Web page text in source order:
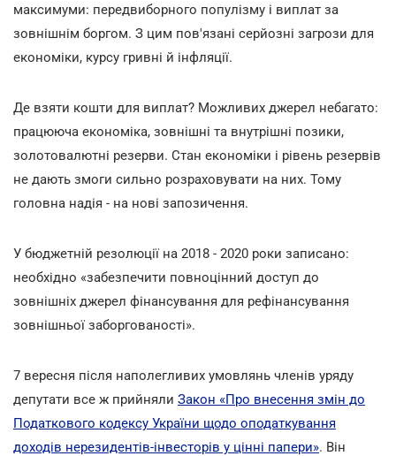
максимуми: передвиборного популізму і виплат за
зовнішнім боргом. З цим пов'язані серйозні загрози для
економіки, курсу гривні й інфляції.
Де взяти кошти для виплат? Можливих джерел небагато:
працююча економіка, зовнішні та внутрішні позики,
золотовалютні резерви. Стан економіки і рівень резервів
не дають змоги сильно розраховувати на них. Тому
головна надія - на нові запозичення.
У бюджетній резолюції на 2018 - 2020 роки записано:
необхідно «забезпечити повноцінний доступ до
зовнішніх джерел фінансування для рефінансування
зовнішньої заборгованості».
7 вересня після наполегливих умовлянь членів уряду
депутати все ж прийняли Закон «Про внесення змін до
Податкового кодексу України щодо оподаткування
доходів нерезидентів-інвесторів у цінні папери». Він